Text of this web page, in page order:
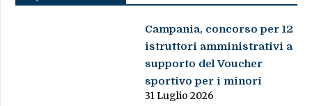
Campania, concorso per 12
istruttori amministrativi a
supporto del Voucher
sportivo per i minori
31 Luglio 2026